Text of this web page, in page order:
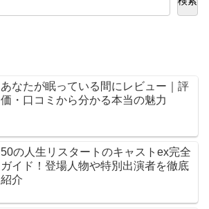
あなたが眠っている間にレビュー｜評
価・口コミから分かる本当の魅力
50の人生リスタートのキャストex完全
ガイド！登場人物や特別出演者を徹底
紹介